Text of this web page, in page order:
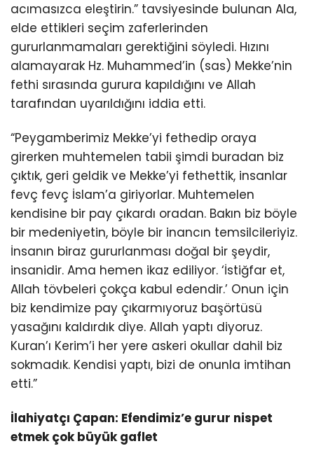
acımasızca eleştirin.” tavsiyesinde bulunan Ala,
elde ettikleri seçim zaferlerinden
gururlanmamaları gerektiğini söyledi. Hızını
alamayarak Hz. Muhammed’in (sas) Mekke’nin
fethi sırasında gurura kapıldığını ve Allah
tarafından uyarıldığını iddia etti.
“Peygamberimiz Mekke’yi fethedip oraya
girerken muhtemelen tabii şimdi buradan biz
çıktık, geri geldik ve Mekke’yi fethettik, insanlar
fevç fevç İslam’a giriyorlar. Muhtemelen
kendisine bir pay çıkardı oradan. Bakın biz böyle
bir medeniyetin, böyle bir inancın temsilcileriyiz.
İnsanın biraz gururlanması doğal bir şeydir,
insanidir. Ama hemen ikaz ediliyor. ‘İstiğfar et,
Allah tövbeleri çokça kabul edendir.’ Onun için
biz kendimize pay çıkarmıyoruz başörtüsü
yasağını kaldırdık diye. Allah yaptı diyoruz.
Kuran’ı Kerim’i her yere askeri okullar dahil biz
sokmadık. Kendisi yaptı, bizi de onunla imtihan
etti.”
İlahiyatçı Çapan: Efendimiz’e gurur nispet
etmek çok büyük gaflet